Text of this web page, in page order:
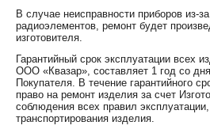
В случае неисправности приборов из-
радиоэлементов, ремонт будет
изготовителя.
Гарантийный срок эксплуатации всех
ООО «Квазар», составляет 1 год со дня
Покупателя. В течение гарантийного
право на ремонт изделия за счет
соблюдения всех правил
транспортирования изделия.